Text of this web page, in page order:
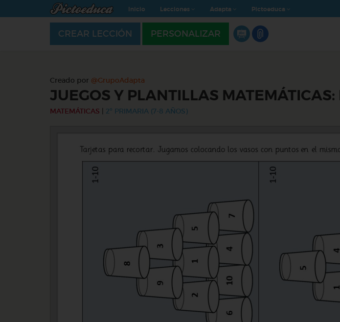
Inicio Lecciones Adapta Pictoeduca
CREAR LECCIÓN PERSONALIZAR
Creado por @GrupoAdapta
JUEGOS Y PLANTILLAS
MATEMÁTICAS 2º PRIMARIA (7-8 AÑOS)